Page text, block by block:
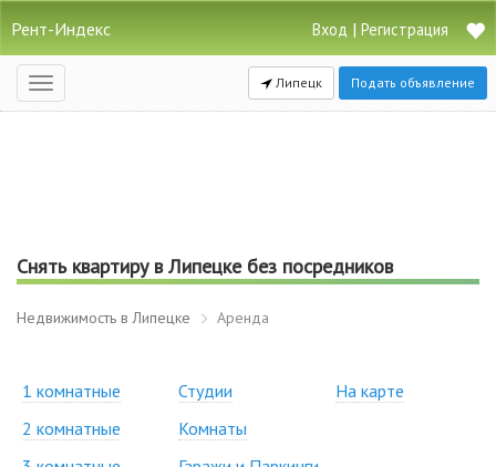
Рент-Индекс Вход | Регистрация
Открыть
навигацию
Липецк Подать объявление
Снять квартиру в Липецке без посредников
Недвижимость в Липецке Аренда
1 комнатные
2 комнатные
Студии
Комнаты
На карте